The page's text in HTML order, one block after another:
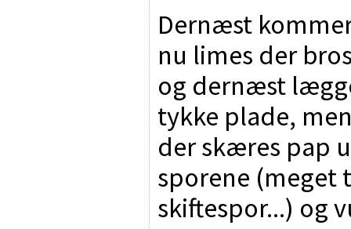
Dernæst
nu limes der
og dernæst
tykke plade,
der skæres pap
sporene (meget
skiftespor...) og